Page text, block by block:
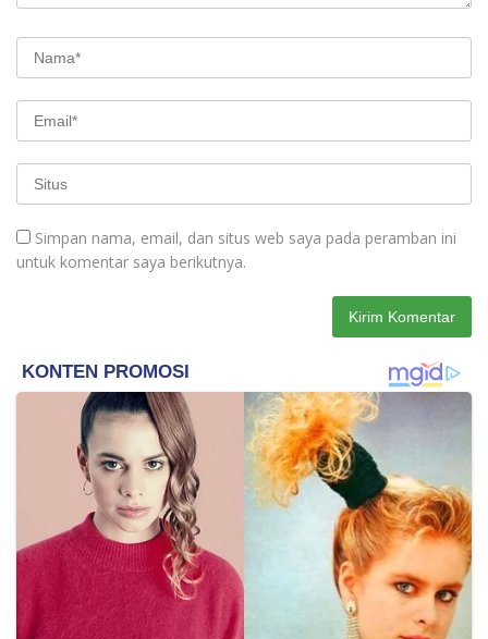
Simpan nama, email, dan situs web saya pada peramban ini
untuk komentar saya berikutnya.